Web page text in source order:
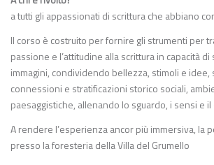
a tutti gli appassionati di scrittura che abbiano
Il corso è costruito per fornire gli strumenti per
passione e l’attitudine alla scrittura in capacità
immagini, condividendo bellezza, stimoli e idee,
connessioni e stratificazioni storico sociali,
paesaggistiche, allenando lo sguardo, i sensi e
A rendere l’esperienza ancor più immersiva, la
presso la foresteria della Villa del Grumello